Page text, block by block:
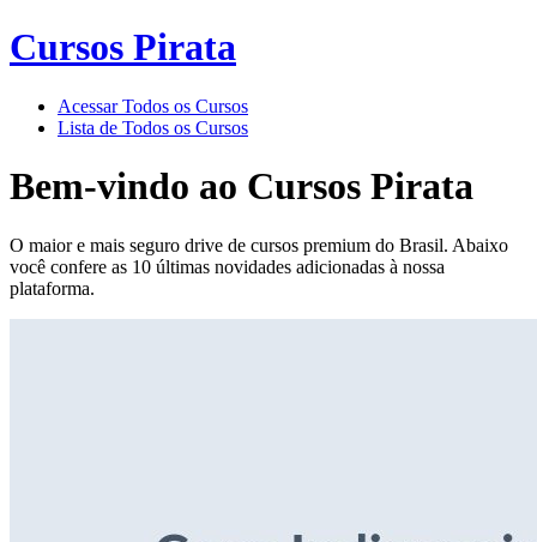
Cursos Pirata
Acessar Todos os Cursos
Lista de Todos os Cursos
Bem-vindo ao Cursos Pirata
O maior e mais seguro drive de cursos premium do Brasil. Abaixo
você confere as 10 últimas novidades adicionadas à nossa
plataforma.